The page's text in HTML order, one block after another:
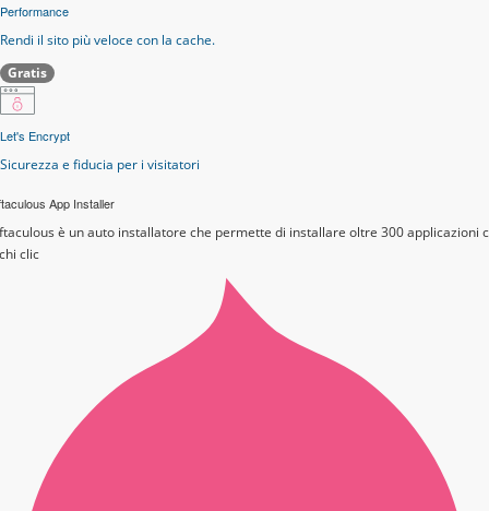
Performance
Rendi il sito più veloce con la cache.
Gratis
Let's Encrypt
Sicurezza e fiducia per i visitatori
App Installer
è un auto installatore che permette di installare oltre 300 applicazioni
clic